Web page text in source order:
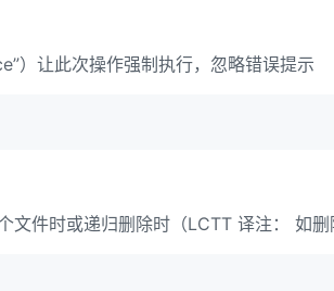
）让此次操作强制执行，忽略错误提示
件时或递归删除时（LCTT 译注： 如删